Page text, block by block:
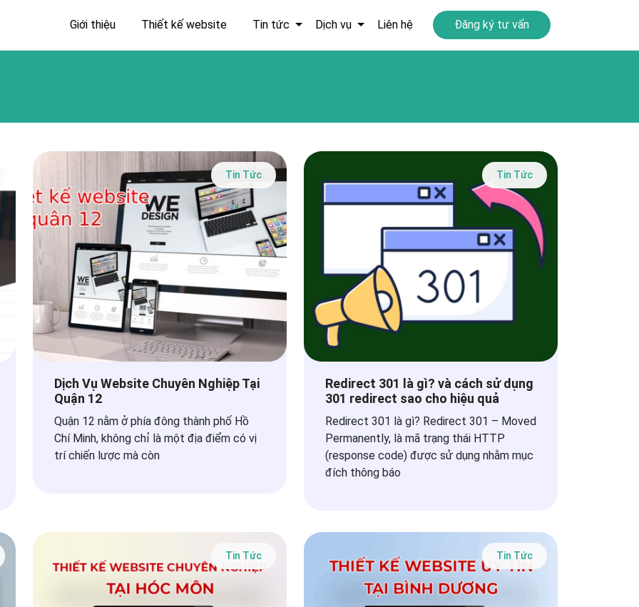
Giới thiệu Thiết kế website Tin tức Dịch vụ Liên hệ Đăng ký tư vấn
Tin Tức
Dịch Vụ Website Chuyên Nghiệp Tại
Quận 12
Quận 12 nằm ở phía đông thành phố Hồ
Chí Minh, không chỉ là một địa điểm có vị
trí chiến lược mà còn
Tin Tức
Redirect 301 là gì? và cách sử dụng
301 redirect sao cho hiệu quả
Redirect 301 là gì? Redirect 301 – Moved
Permanently, là mã trạng thái HTTP
(response code) được sử dụng nhằm mục
đích thông báo
Tin Tức Tin Tức